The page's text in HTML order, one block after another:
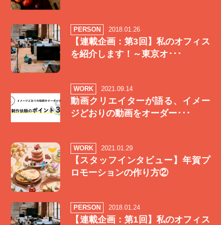
PERSON 2018.01.26
【連載企画：第3回】私のオフィス
を紹介します！～東京オ･･･
WORK 2021.09.14
動画クリエイターが語る、イメー
ジどおりの動画をオーダー･･･
WORK 2021.01.29
【スタッフインタビュー】年賀プ
ロモーションの作り方②
PERSON 2018.01.24
【連載企画：第1回】私のオフィス